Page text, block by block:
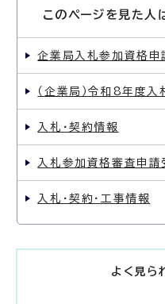
このページを見た人
企業局入札参加資格申
（企業局）令和8年度
入札・契約情報
入札参加資格審査申請
入札・契約・工事情報
よく見ら